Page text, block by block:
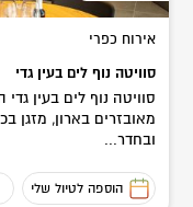
אירוח כפרי
סוויטה נוף לים בעין גדי
סוויטה נוף לים בעין
מאובזרים בארון, מזגן
ובחדר...
הוספה לטיול שלי